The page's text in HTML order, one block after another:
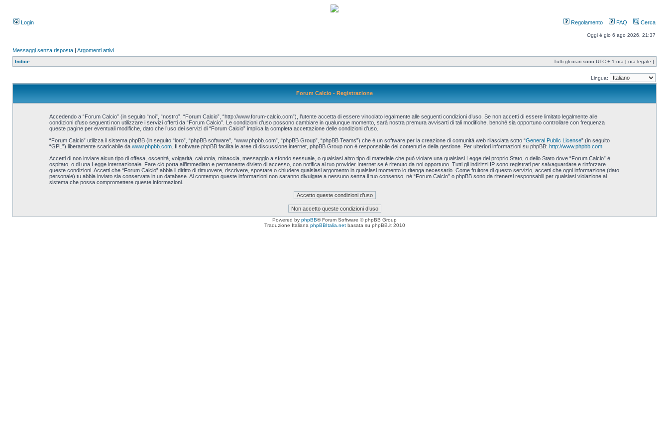
Login Regolamento FAQ Cerca
Oggi è gio 6 ago 2026, 21:37
Messaggi senza risposta | Argomenti attivi
Indice Tutti gli orari sono UTC + 1 ora [ ora legale ]
Lingua:
Forum Calcio - Registrazione
Accedendo a “Forum Calcio” (in seguito “noi”, “nostro”, “Forum Calcio”, “http://www.forum-calcio.com”), l’utente accetta di essere vincolato legalmente alle seguenti condizioni d’uso. Se non accetti di essere limitato legalmente alle
condizioni d’uso seguenti non utilizzare i servizi offerti da “Forum Calcio”. Le condizioni d’uso possono cambiare in qualunque momento, sarà nostra premura avvisarti di tali modifiche, benché sia opportuno controllare con frequenza
queste pagine per eventuali modifiche, dato che l’uso dei servizi di “Forum Calcio” implica la completa accettazione delle condizioni d’uso.
“Forum Calcio” utilizza il sistema phpBB (in seguito “loro”, “phpBB software”, “www.phpbb.com”, “phpBB Group”, “phpBB Teams”) che è un software per la creazione di comunità web rilasciata sotto “General Public License” (in seguito
“GPL”) liberamente scaricabile da www.phpbb.com. Il software phpBB facilita le aree di discussione internet, phpBB Group non è responsabile dei contenuti e della gestione. Per ulteriori informazioni su phpBB: http://www.phpbb.com.
Accetti di non inviare alcun tipo di offesa, oscenità, volgarità, calunnia, minaccia, messaggio a sfondo sessuale, o qualsiasi altro tipo di materiale che può violare una qualsiasi Legge del proprio Stato, o dello Stato dove “Forum Calcio” è
ospitato, o di una Legge internazionale. Fare ciò porta all’immediato e permanente divieto di accesso, con notifica al tuo provider Internet se è ritenuto da noi opportuno. Tutti gli indirizzi IP sono registrati per salvaguardare e rinforzare
queste condizioni. Accetti che “Forum Calcio” abbia il diritto di rimuovere, riscrivere, spostare o chiudere qualsiasi argomento in qualsiasi momento lo ritenga necessario. Come fruitore di questo servizio, accetti che ogni informazione (dato
personale) tu abbia inviato sia conservata in un database. Al contempo queste informazioni non saranno divulgate a nessuno senza il tuo consenso, né “Forum Calcio” o phpBB sono da ritenersi responsabili per qualsiasi violazione al
sistema che possa compromettere queste informazioni.
Powered by phpBB® Forum Software © phpBB Group
Traduzione Italiana phpBBItalia.netbasata su phpBB.it 2010